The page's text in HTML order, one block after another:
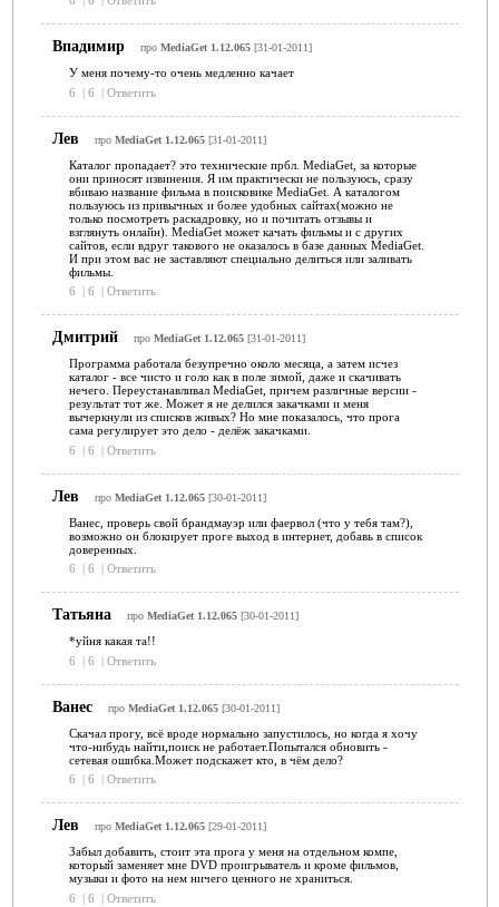
Впадимир про MediaGet 1.12.065[31-01-2011]
У меня почему-то очень медленно качает
6
| 6 | Ответить
Лев про MediaGet 1.12.065[31-01-2011]
Каталог пропадает? это технические прбл. MediaGet, за которые
они приносят извинения. Я им практически не пользуюсь, сразу
вбиваю название фильма в поисковике MediaGet. А каталогом
пользуюсь из привычных и более удобных сайтах(можно не
только посмотреть раскадровку, но и почитать отзывы и
взглянуть онлайн). MediaGet может качать фильмы и с других
сайтов, если вдруг такового не оказалось в базе данных MediaGet.
И при этом вас не заставляют специально делиться или заливать
фильмы.
6
| 6 | Ответить
Дмитрий про MediaGet 1.12.065[31-01-2011]
Программа работала безупречно около месяца, а затем исчез
каталог - все чисто и голо как в поле зимой, даже и скачивать
нечего. Переустанавливал MediaGet, причем различные версии -
результат тот же. Может я не делился закачками и меня
вычеркнули из списков живых? Но мне показалось, что прога
сама регулирует это дело - делёж закачками.
6
| 6 | Ответить
Лев про MediaGet 1.12.065[30-01-2011]
Ванес, проверь свой брандмауэр или фаервол (что у тебя там?),
возможно он блокирует проге выход в интернет, добавь в список
доверенных.
6
| 6 | Ответить
Татьяна про MediaGet 1.12.065[30-01-2011]
*уйня какая та!!
6
| 6 | Ответить
Ванес про MediaGet 1.12.065[30-01-2011]
Скачал прогу, всё вроде нормально запустилось, но когда я хочу
что-нибудь найти,поиск не работает.Попытался обновить -
сетевая ошибка.Может подскажет кто, в чём дело?
6
| 6 | Ответить
Лев про MediaGet 1.12.065[29-01-2011]
Забыл добавить, стоит эта прога у меня на отдельном компе,
который заменяет мне DVD проигрыватель и кроме фильмов,
музыки и фото на нем ничего ценного не храниться.
6
| 6 | Ответить